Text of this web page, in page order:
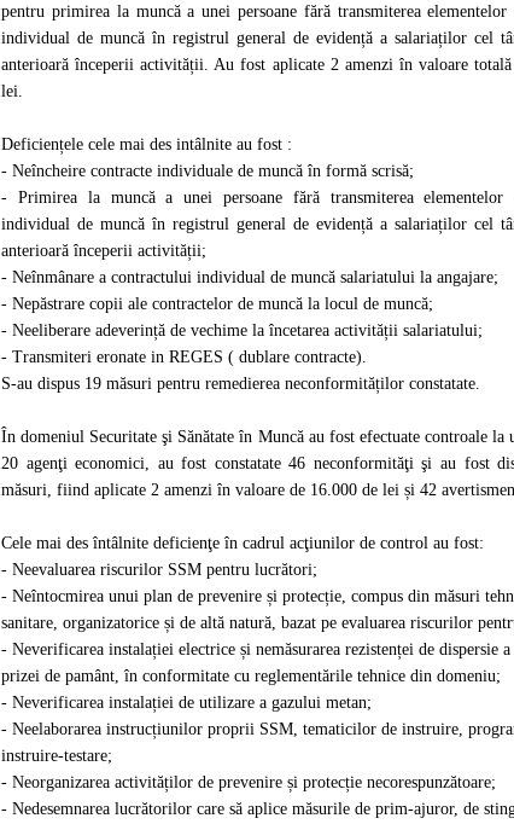
pentru primirea la muncă a unei persoane fără transmiterea elementelor
individual de muncă în registrul general de evidență a salariaților cel
anterioară începerii activității. Au fost aplicate 2 amenzi în valoare
lei.
Deficiențele cele mai des intâlnite au fost :
- Neîncheire contracte individuale de muncă în formă scrisă;
- Primirea la muncă a unei persoane fără transmiterea elementelor
individual de muncă în registrul general de evidență a salariaților cel
anterioară începerii activității;
- Neînmânare a contractului individual de muncă salariatului la angajare;
- Nepăstrare copii ale contractelor de muncă la locul de muncă;
- Neeliberare adeverință de vechime la încetarea activității salariatului;
- Transmiteri eronate in REGES ( dublare contracte).
S-au dispus 19 măsuri pentru remedierea neconformităților constatate.
În domeniul Securitate şi Sănătate în Muncă au fost efectuate controale la
20 agenţi economici, au fost constatate 46 neconformităţi şi au fost
măsuri, fiind aplicate 2 amenzi în valoare de 16.000 de lei și 42
Cele mai des întâlnite deficienţe în cadrul acţiunilor de control au fost:
- Neevaluarea riscurilor SSM pentru lucrători;
- Neîntocmirea unui plan de prevenire și protecție, compus din măsuri
sanitare, organizatorice și de altă natură, bazat pe evaluarea riscurilor
- Neverificarea instalației electrice și nemăsurarea rezistenței de dispersie a
prizei de pamânt, în conformitate cu reglementările tehnice din domeniu;
- Neverificarea instalației de utilizare a gazului metan;
- Neelaborarea instrucțiunilor proprii SSM, tematicilor de instruire,
instruire-testare;
- Neorganizarea activităților de prevenire și protecție necorespunzătoare;
- Nedesemnarea lucrătorilor care să aplice măsurile de prim-ajuror, de